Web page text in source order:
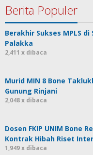
Berita Populer
Berakhir Sukses MPLS di
Palakka
2,411 x dibaca
Murid MIN 8 Bone
Gunung Rinjani
2,048 x dibaca
Dosen FKIP UNIM Bone
Kontrak Hibah Riset
1,949 x dibaca